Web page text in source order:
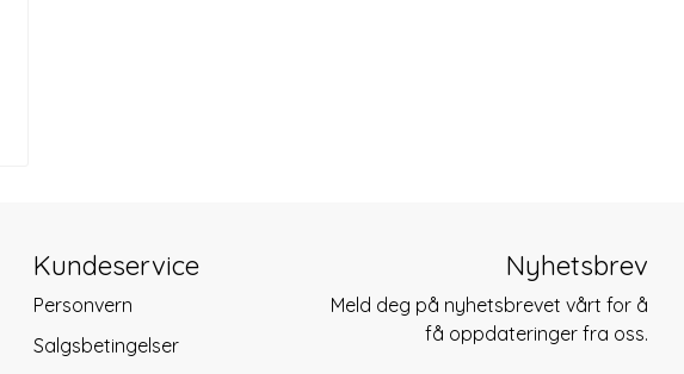
Kundeservice
Personvern
Salgsbetingelser
Nyhetsbrev
Meld deg på nyhetsbrevet vårt for å
få oppdateringer fra oss.